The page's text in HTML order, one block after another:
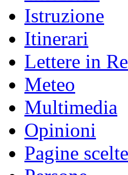
Istruzione
Itinerari
Lettere in
Meteo
Multimedia
Opinioni
Pagine scelte